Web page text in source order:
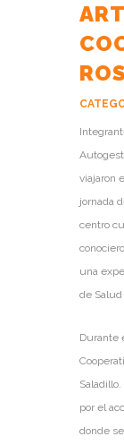
viajaron
jornada
centro
una
de
Durante
por el
donde